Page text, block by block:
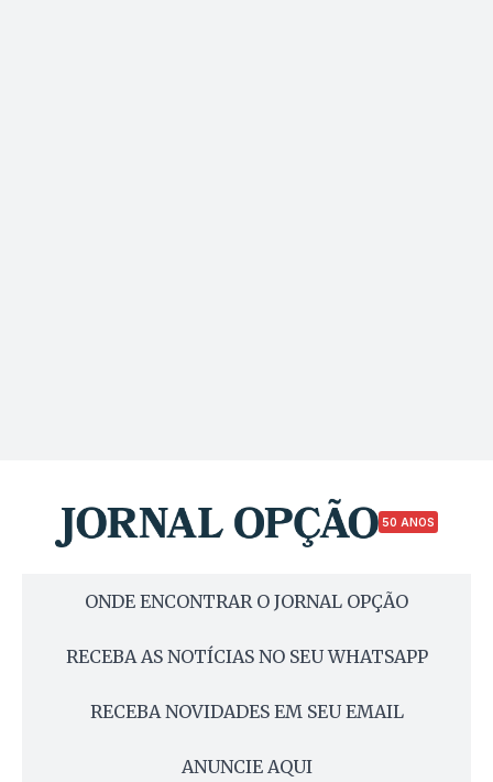
50 ANOS
ONDE ENCONTRAR O JORNAL OPÇÃO
RECEBA AS NOTÍCIAS NO SEU WHATSAPP
RECEBA NOVIDADES EM SEU EMAIL
ANUNCIE AQUI